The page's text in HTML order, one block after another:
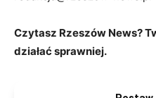
Czytasz Rzeszów News?
działać sprawniej.